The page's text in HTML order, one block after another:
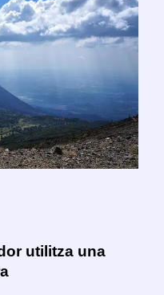
utilitza una